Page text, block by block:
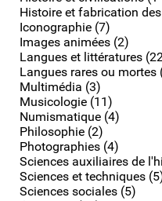
Histoire et fabrication
Iconographie (7)
Images animées (2)
Langues et littératures
Langues rares ou mortes
Multimédia (3)
Musicologie (11)
Numismatique (4)
Philosophie (2)
Photographies (4)
Sciences auxiliaires de
Sciences et techniques
Sciences sociales (5)